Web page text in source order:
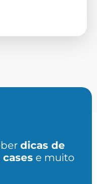
dicas de
e muito